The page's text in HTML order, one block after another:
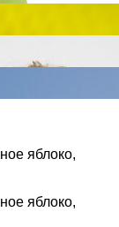
яблоко,
яблоко,